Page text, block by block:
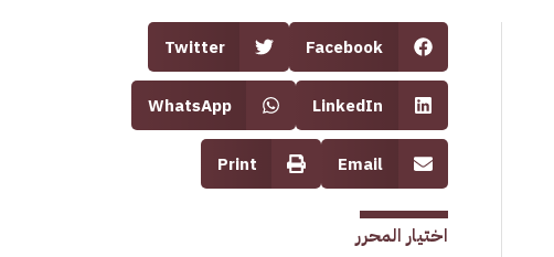
Facebook
Twitter
LinkedIn
WhatsApp
Email
Print
اختيار المحرر